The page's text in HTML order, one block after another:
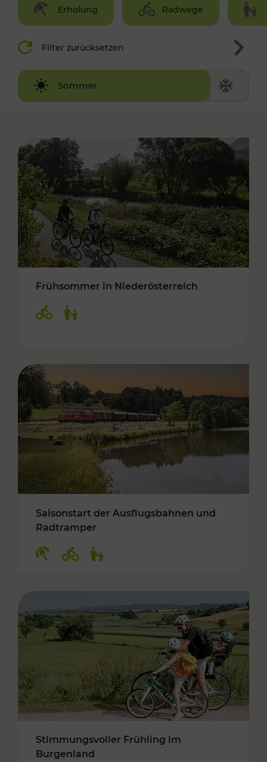
Erholung Radwege
Filter zurücksetzen
Sommer
Winter
Frühsommer in Niederösterreich
Saisonstart der Ausflugsbahnen und
Radtramper
Stimmungsvoller Frühling im
Burgenland